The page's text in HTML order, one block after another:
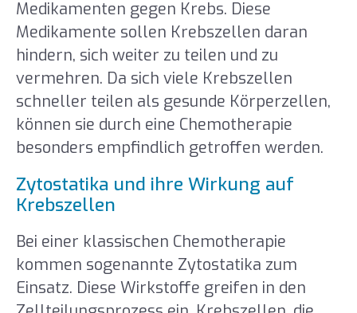
Medikamenten gegen Krebs. Diese
Medikamente sollen Krebszellen daran
hindern, sich weiter zu teilen und zu
vermehren. Da sich viele Krebszellen
schneller teilen als gesunde Körperzellen,
können sie durch eine Chemotherapie
besonders empfindlich getroffen werden.
Zytostatika und ihre Wirkung auf
Krebszellen
Bei einer klassischen Chemotherapie
kommen sogenannte Zytostatika zum
Einsatz. Diese Wirkstoffe greifen in den